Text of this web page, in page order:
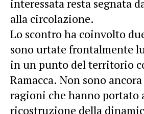
interessata resta segnata
alla circolazione.
Lo scontro ha coinvolto
sono urtate frontalmente
in un punto del territorio
Ramacca. Non sono
ragioni che hanno portato
ricostruzione della